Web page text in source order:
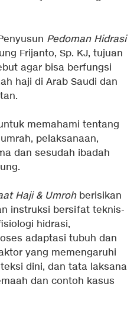
Pedoman Hidrasi
Frijanto, Sp. KJ, tujuan
agar bisa berfungsi
haji di Arab Saudi dan
memahami tentang
pelaksanaan,
dan sesudah ibadah
Haji & Umrohberisikan
instruksi bersifat teknis-
hidrasi,
adaptasi tubuh dan
yang memengaruhi
dini, dan tata laksana
dan contoh kasus